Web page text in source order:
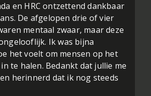
en HRC ontzettend dankbaar
De afgelopen drie of vier
mentaal zwaar, maar deze
Ik was bijna
het voelt om mensen op het
te halen. Bedankt dat jullie me
herinnerd dat ik nog steeds